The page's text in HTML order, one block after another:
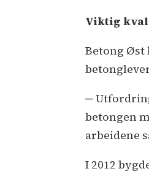
Viktig
Betong Øst
─
betongen
arbeidene
I 2012